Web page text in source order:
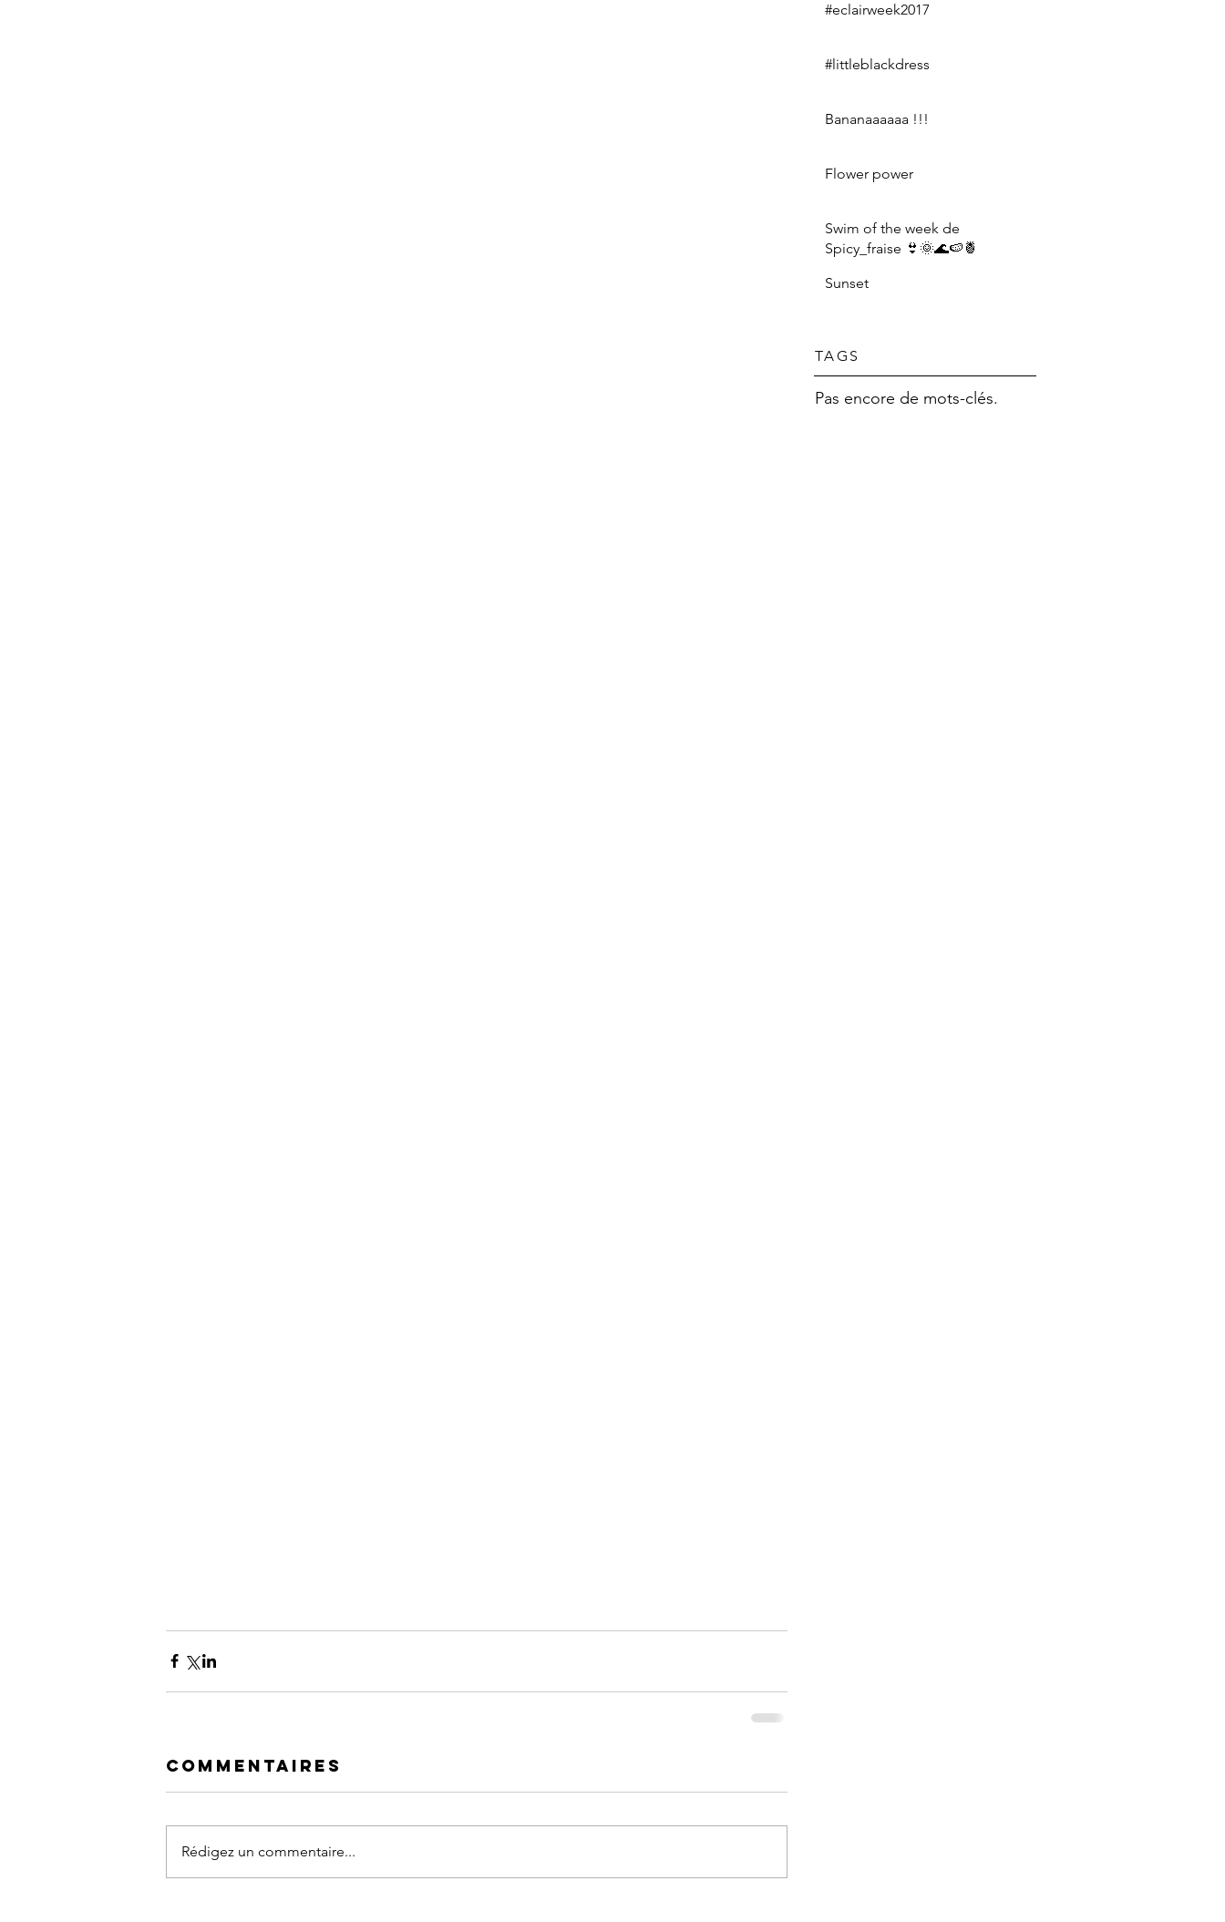
Commentaires
Rédigez un commentaire...
#eclairweek2017
#littleblackdress
Bananaaaaaa !!!
Flower power
Swim of the week de
Spicy_fraise 👙🌞🌊🍉🍍
Sunset
TAGS
Pas encore de mots-clés.